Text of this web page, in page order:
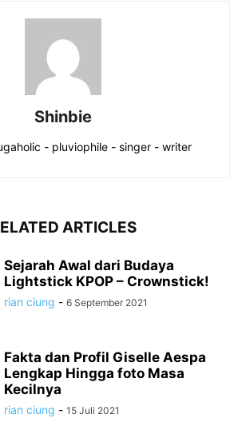
Shinbie
- pluviophile - singer - writer
ARTICLES
Sejarah Awal dari Budaya
Lightstick KPOP – Crownstick!
rian ciung - 6 September 2021
Fakta dan Profil Giselle Aespa
Lengkap Hingga foto Masa
Kecilnya
rian ciung - 15 Juli 2021